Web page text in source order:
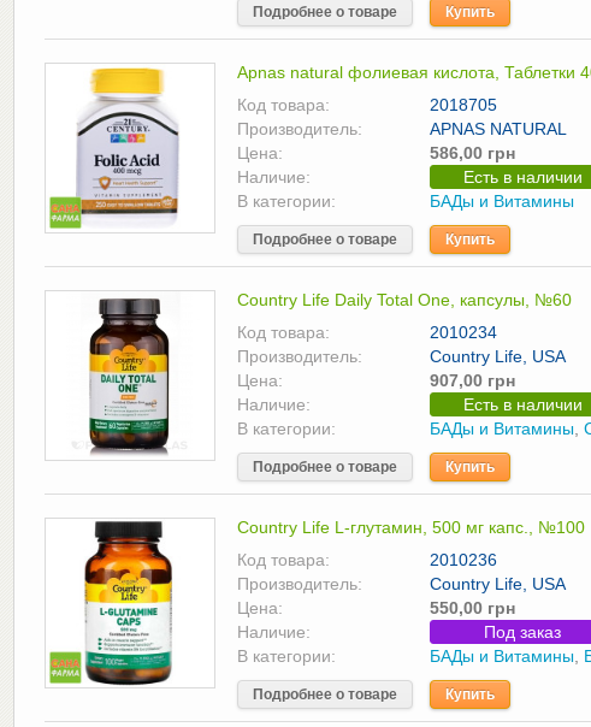
Подробнее о товаре Купить
Apnas natural фолиевая кислота, Таблетки
Код товара:
2018705
Производитель:
APNAS NATURAL
Цена:
586,00 грн
Наличие:
Есть в наличии
В категории:
БАДы и Витамины
Подробнее о товаре Купить
Country Life Daily Total One, капсулы, №60
Код товара:
2010234
Производитель:
Country Life, USA
Цена:
907,00 грн
Наличие:
Есть в наличии
В категории:
БАДы и Витамины
Подробнее о товаре Купить
Country Life L-глутамин, 500 мг капс., №100
Код товара:
2010236
Производитель:
Country Life, USA
Цена:
550,00 грн
Наличие:
Под заказ
В категории:
БАДы и Витамины
Подробнее о товаре Купить